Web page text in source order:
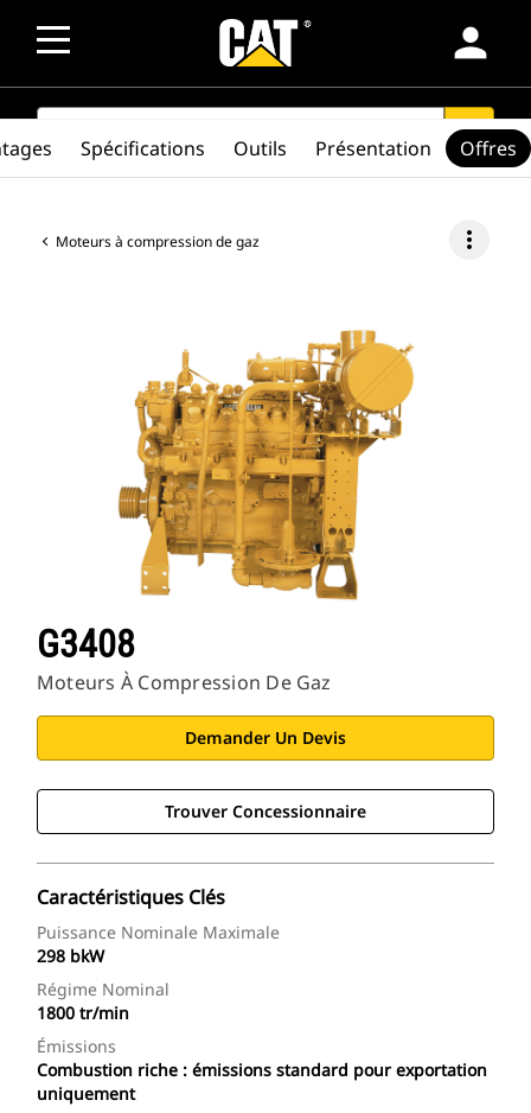
person
SEARCH search
Moteurs à compression de gaz more_vert
G3408
Moteurs À Compression De Gaz
Demander Un Devis
Trouver Concessionnaire
Caractéristiques Clés
Puissance Nominale Maximale
298 bkW
Régime Nominal
1800 tr/min
Émissions
Combustion riche : émissions standard pour exportation
uniquement
Spécifications Outils Présentation Offres